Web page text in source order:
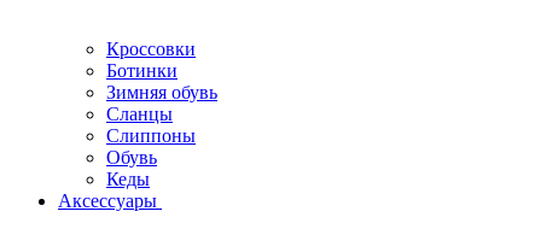
Кроссовки
Ботинки
Зимняя обувь
Сланцы
Слиппоны
Обувь
Кеды
Аксессуары